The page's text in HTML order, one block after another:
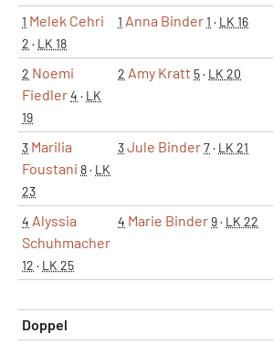
1 Melek Cehri
2 · LK 18
1 Anna Binder1 · LK 16
2 Noemi
Fiedler4 · LK
19
2 Amy Kratt 5· LK 20
3 Marilia
Foustani 8· LK
23
3Jule Binder7· LK 21
4 Alyssia
Schuhmacher
12 · LK 25
4 Marie Binder9· LK 22
Doppel